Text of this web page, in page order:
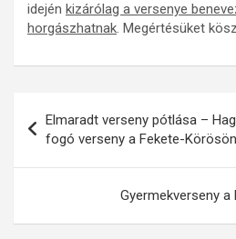
idején kizárólag a versenye
horgászhatnak. Megértésüket
navigáció
Elmaradt verseny pótlása –
fogó verseny a Fekete-Körösön
Gyermekverseny